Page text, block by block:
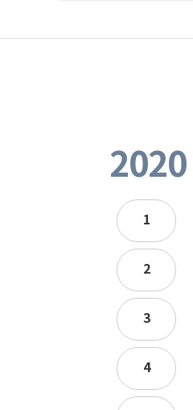
2020
1
2
3
4